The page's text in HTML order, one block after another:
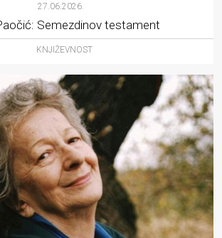
27.06.2026.
Semezdinov testament
KNJIŽEVNOST